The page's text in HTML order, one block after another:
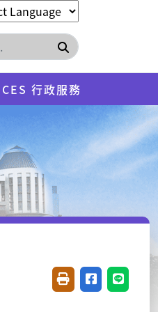
Search
行政服務
FriendlyShare onShare